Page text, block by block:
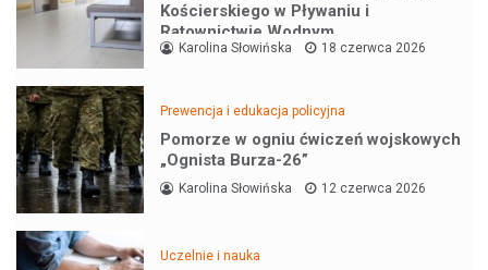
Kościerskiego w Pływaniu i
Ratownictwie Wodnym
Karolina Słowińska 18 czerwca 2026
Prewencja i edukacja policyjna
Pomorze w ogniu ćwiczeń wojskowych
„Ognista Burza-26”
Karolina Słowińska 12 czerwca 2026
Uczelnie i nauka